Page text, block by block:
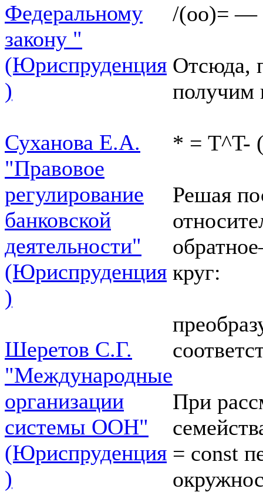
Федеральному
закону "
(Юриспруденция
)
Суханова Е.А.
"Правовое
регулирование
банковской
деятельности"
(Юриспруденция
)
Шеретов С.Г.
"Международные
организации
системы ООН"
(Юриспруденция
)
/(оо)= —
Отсюда,
получим
* = T^T-
Решая
круг:
При
= const